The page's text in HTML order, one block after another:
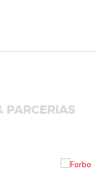
PARCERIAS